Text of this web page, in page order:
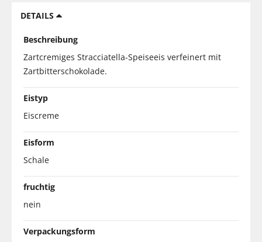
DETAILS
Beschreibung
Zartcremiges Stracciatella-Speiseeis verfeinert mit
Zartbitterschokolade.
Eistyp
Eiscreme
Eisform
Schale
fruchtig
nein
Verpackungsform